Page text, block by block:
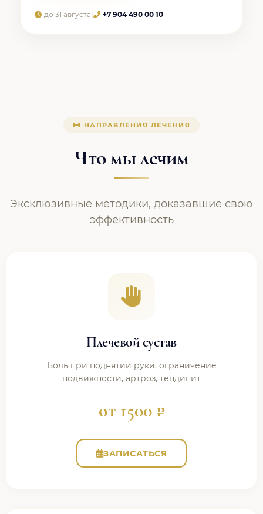
до 31 августа +7 904 490 00 10
НАПРАВЛЕНИЯ ЛЕЧЕНИЯ
Что мы лечим
Эксклюзивные методики, доказавшие свою
эффективность
Плечевой сустав
Боль при поднятии руки, ограничение
подвижности, артроз, тендинит
от 1500 ₽
ЗАПИСАТЬСЯ